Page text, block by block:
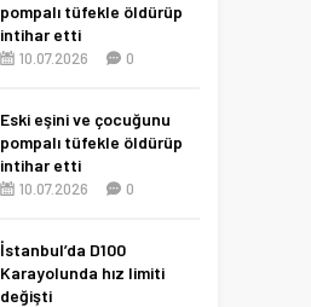
pompalı tüfekle öldürüp
intihar etti
10.07.2026 0
Eski eşini ve çocuğunu
pompalı tüfekle öldürüp
intihar etti
10.07.2026 0
İstanbul’da D100
Karayolunda hız limiti
değişti